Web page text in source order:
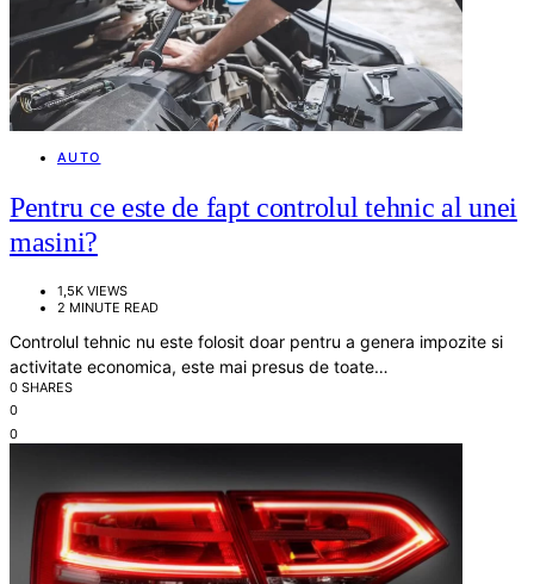
AUTO
Pentru ce este de fapt controlul tehnic al unei
masini?
1,5K VIEWS
2 MINUTE READ
Controlul tehnic nu este folosit doar pentru a genera impozite si
activitate economica, este mai presus de toate…
0 SHARES
0
0